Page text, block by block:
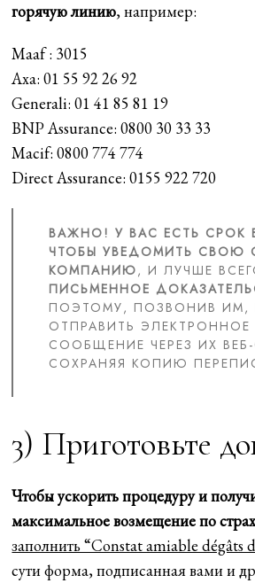
горячую линию, например:
Maaf : 3015
Axa: 01 55 92 26 92
Generali: 01 41 85 81 19
BNP Assurance: 0800 30 33 33
Macif: 0800 774 774
Direct Assurance: 0155 922 720
ВАЖНО! У ВАС ЕСТЬ СРОК
ЧТОБЫ УВЕДОМИТЬ СВОЮ
КОМПАНИЮ, И ЛУЧШЕ
ПИСЬМЕННОЕ
ПОЭТОМУ, ПОЗВОНИВ ИМ,
ОТПРАВИТЬ
СООБЩЕНИЕ ЧЕРЕЗ ИХ
СОХРАНЯЯ КОПИЮ
3) Приготовьте
Чтобы ускорить процедуру и
максимальное возмещение по
заполнить “Constat amiable dégâts
сути форма, подписанная вами и